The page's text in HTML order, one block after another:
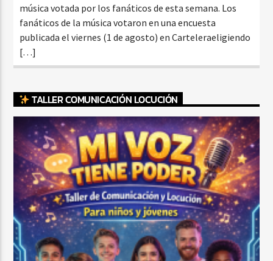
música votada por los fanáticos de esta semana. Los
fanáticos de la música votaron en una encuesta
publicada el viernes (1 de agosto) en Carteleraeligiendo
[…]
TALLER COMUNICACIÓN LOCUCIÓN